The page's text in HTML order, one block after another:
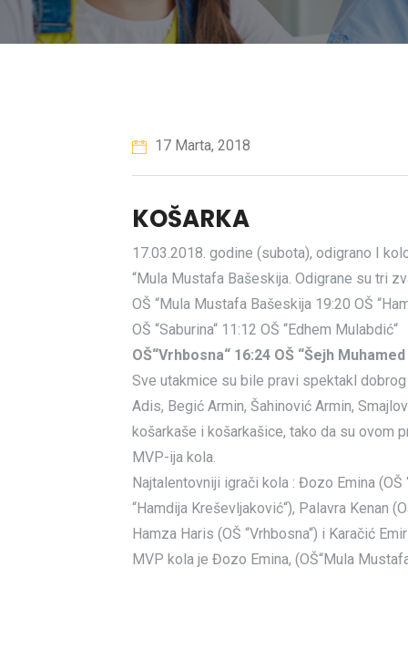
17 Marta, 2018
KOŠARKA
17.03.2018. godine (subota), odigrano I
“Mula Mustafa Bašeskija. Odigrane su tri
OŠ “Mula Mustafa Bašeskija 19:20 OŠ
OŠ “Saburina“ 11:12 OŠ “Edhem Mulabdić“
OŠ“Vrhbosna“ 16:24 OŠ “Šejh
Sve utakmice su bile pravi spektakl
Adis, Begić Armin, Šahinović Armin,
košarkaše i košarkašice, tako da su ovom
MVP-ija kola.
Najtalentovniji igrači kola : Đozo Emina
“Hamdija Kreševljaković“), Palavra Kenan
Hamza Haris (OŠ “Vrhbosna“) i Karačić
MVP kola je Đozo Emina, (OŠ“Mula